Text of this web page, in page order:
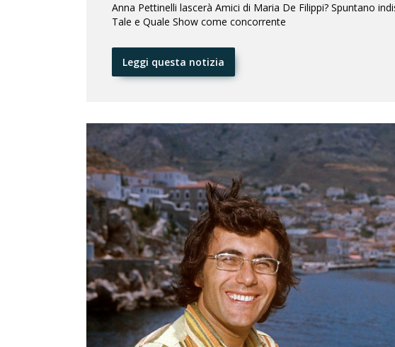
Anna Pettinelli lascerà Amici di Maria De Filippi? Spuntano
Tale e Quale Show come concorrente
Leggi questa notizia